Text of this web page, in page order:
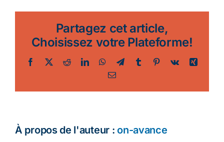
Partagez cet article,
Choisissez votre Plateforme!
Facebook
TwitterRedditLinkedInWhatsApp
TelegramTumblr Pinterest
Vk
Xing
Email
À propos de l'auteur :on-avance